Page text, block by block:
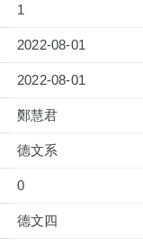
1
2022-08-01
2022-08-01
鄭慧君
德文系
0
德文四